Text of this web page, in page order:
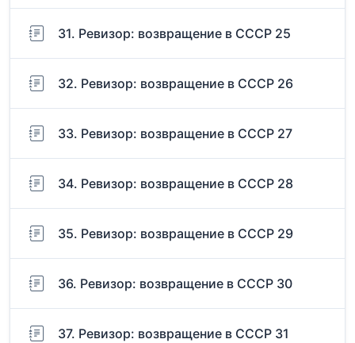
31. Ревизор: возвращение в СССР 25
32. Ревизор: возвращение в СССР 26
33. Ревизор: возвращение в СССР 27
34. Ревизор: возвращение в СССР 28
35. Ревизор: возвращение в СССР 29
36. Ревизор: возвращение в СССР 30
37. Ревизор: возвращение в СССР 31